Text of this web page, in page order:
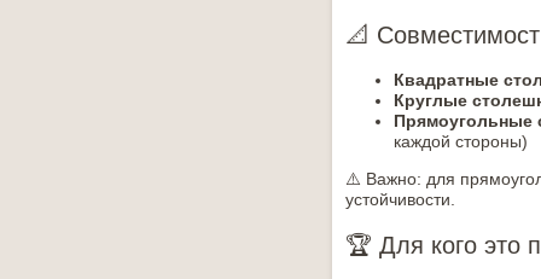
📐
Квадратные
Круглые
Прямоугольные
каждой стороны)
⚠️ Важно: для
устойчивости.
🏆 Для кого это